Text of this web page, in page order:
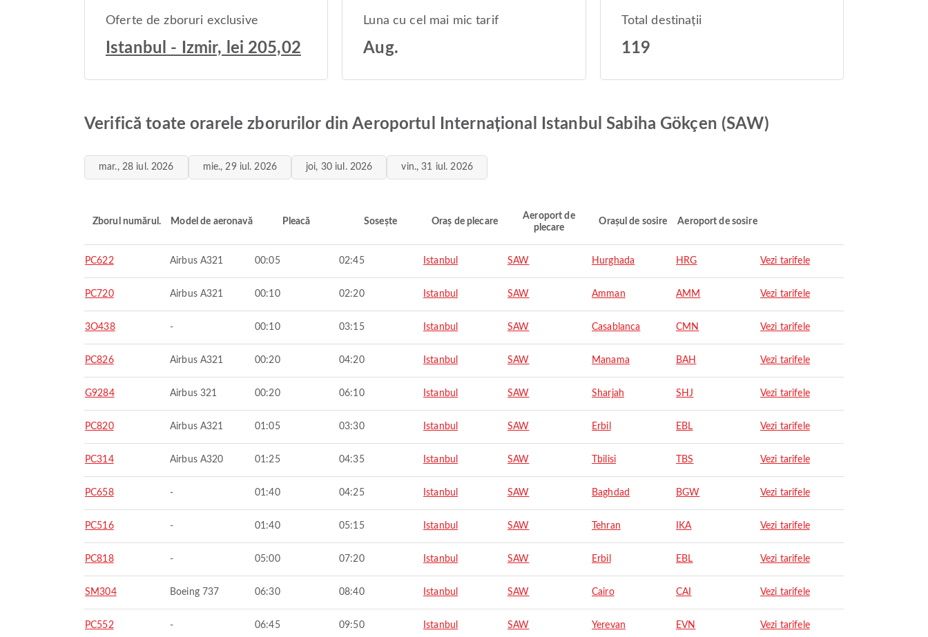
Oferte de zboruri exclusive
Istanbul - Izmir, lei 205,02
Luna cu cel mai mic tarif
Aug.
Total destinații
119
Verifică toate orarele zborurilor din Aeroportul Internațional Istanbul Sabiha Gökçen (SAW)
mar., 28 iul. 2026 mie., 29 iul. 2026 joi, 30 iul. 2026 vin., 31 iul. 2026
Zborul numărul. Model de aeronavă Pleacă Sosește Oraș de plecare
Aeroport de
plecare
Orașul de sosire Aeroport de sosire
PC622 Airbus A321 00:05 02:45 Istanbul SAW Hurghada HRG Vezi tarifele
PC720 Airbus A321 00:10 02:20 Istanbul SAW Amman AMM Vezi tarifele
3O438 - 00:10 03:15 Istanbul SAW Casablanca CMN Vezi tarifele
PC826 Airbus A321 00:20 04:20 Istanbul SAW Manama BAH Vezi tarifele
G9284 Airbus 321 00:20 06:10 Istanbul SAW Sharjah SHJ Vezi tarifele
PC820 Airbus A321 01:05 03:30 Istanbul SAW Erbil EBL Vezi tarifele
PC314 Airbus A320 01:25 04:35 Istanbul SAW Tbilisi TBS Vezi tarifele
PC658 - 01:40 04:25 Istanbul SAW Baghdad BGW Vezi tarifele
PC516 - 01:40 05:15 Istanbul SAW Tehran IKA Vezi tarifele
PC818 - 05:00 07:20 Istanbul SAW Erbil EBL Vezi tarifele
SM304 Boeing 737 06:30 08:40 Istanbul SAW Cairo CAI Vezi tarifele
PC552 - 06:45 09:50 Istanbul SAW Yerevan EVN Vezi tarifele